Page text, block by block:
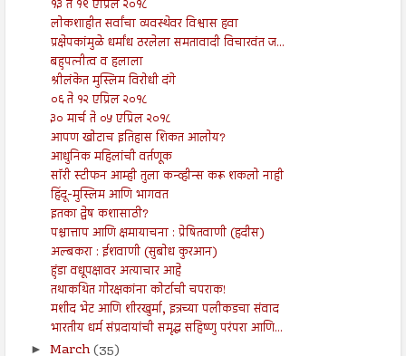
१३ ते १९ एप्रिल २०१८
लोकशाहीत सर्वांचा व्यवस्थेवर विश्वास हवा
प्रक्षेपकांमुळे धर्मांध ठरलेला समतावादी विचारवंत ज...
बहुपत्नीत्व व हलाला
श्रीलंकेत मुस्लिम विरोधी दंगे
०६ ते १२ एप्रिल २०१८
३० मार्च ते ०५ एप्रिल २०१८
आपण खोटाच इतिहास शिकत आलोय?
आधुनिक महिलांची वर्तणूक
सॉरी स्टीफन आम्ही तुला कन्व्हीन्स करू शकलो नाही
हिंदू-मुस्लिम आणि भागवत
इतका द्वेष कशासाठी?
पश्चात्ताप आणि क्षमायाचना : प्रेषितवाणी (हदीस)
अल्बकरा : ईशवाणी (सुबोध कुरआन)
हुंडा वधूपक्षावर अत्याचार आहे
तथाकथित गोरक्षकांना कोर्टाची चपराक!
मशीद भेट आणि शीरखुर्मा, इत्रच्या पलीकडचा संवाद
भारतीय धर्म संप्रदायांची समृद्ध सहिष्णु परंपरा आणि...
► March(35)